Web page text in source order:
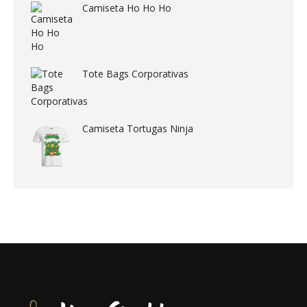
Camiseta Ho Ho Ho
Tote Bags Corporativas
Camiseta Tortugas Ninja